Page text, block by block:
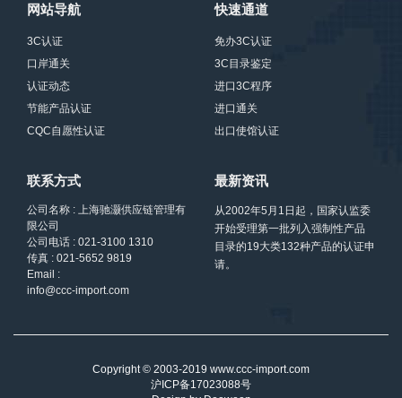
网站导航
3C认证
口岸通关
认证动态
节能产品认证
CQC自愿性认证
快速通道
免办3C认证
3C目录鉴定
进口3C程序
进口通关
出口使馆认证
联系方式
公司名称 : 上海驰灏供应链管理有
限公司
公司电话 : 021-3100 1310
传真 : 021-5652 9819
Email :
info@ccc-import.com
最新资讯
从2002年5月1日起，国家认监委
开始受理第一批列入强制性产品
目录的19大类132种产品的认证申
请。
Copyright © 2003-2019 www.ccc-import.com
沪ICP备17023088号